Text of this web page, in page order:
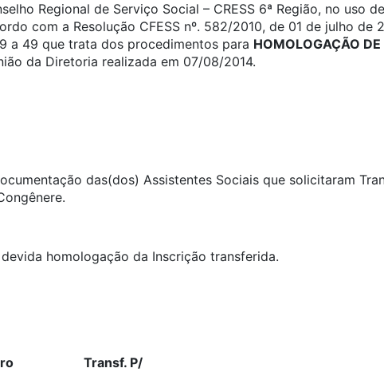
Regional de Serviço Social – CRESS 6ª Região, no uso
com a Resolução CFESS nº. 582/2010, de 01 de julho de
a 49 que trata dos procedimentos para HOMOLOGAÇÃO
da Diretoria realizada em 07/08/2014.
das(dos) Assistentes Sociais que solicitaram
homologação da Inscrição transferida.
Transf. P/